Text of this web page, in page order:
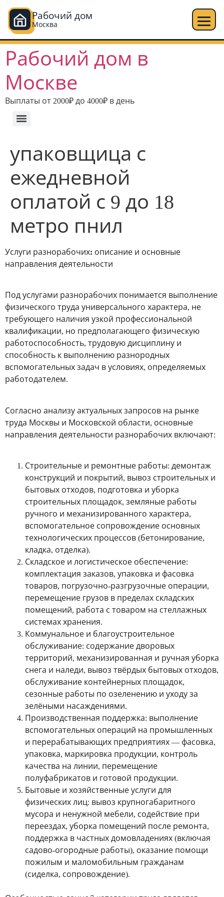
Рабочий дом
Москва
Рабочий дом в
Москве
Выплаты от 2000₽ до 4000₽ в день
упаковщица с
ежедневной
оплатой с 9 до 18
метро пнил
Услуги разнорабочих: описание и основные
направления деятельности
Под услугами разнорабочих понимается выполнение
физического труда универсального характера, не
требующего наличия узкой профессиональной
квалификации, но предполагающего физическую
работоспособность, трудовую дисциплину и
способность к выполнению разнородных
вспомогательных задач в условиях, определяемых
работодателем.
Согласно анализу актуальных запросов на рынке
труда Москвы и Московской области, основные
направления деятельности разнорабочих включают:
Строительные и ремонтные работы: демонтаж
конструкций и покрытий, вывоз строительных и
бытовых отходов, подготовка и уборка
строительных площадок, земляные работы
ручного и механизированного характера,
вспомогательное сопровождение основных
технологических процессов (бетонирование,
кладка, отделка).
Складское и логистическое обеспечение:
комплектация заказов, упаковка и фасовка
товаров, погрузочно-разгрузочные операции,
перемещение грузов в пределах складских
помещений, работа с товаром на стеллажных
системах хранения.
Коммунальное и благоустроительное
обслуживание: содержание дворовых
территорий, механизированная и ручная уборка
снега и наледи, вывоз твёрдых бытовых отходов,
обслуживание контейнерных площадок,
сезонные работы по озеленению и уходу за
зелёными насаждениями.
Производственная поддержка: выполнение
вспомогательных операций на промышленных
и перерабатывающих предприятиях — фасовка,
упаковка, маркировка продукции, контроль
качества на линии, перемещение
полуфабрикатов и готовой продукции.
Бытовые и хозяйственные услуги для
физических лиц: вывоз крупногабаритного
мусора и ненужной мебели, содействие при
переездах, уборка помещений после ремонта,
поддержка в частных домовладениях (включая
садово-огородные работы), оказание помощи
пожилым и маломобильным гражданам
(сиделка, сопровождение).